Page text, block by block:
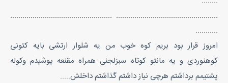
.................................................. ..................................................
...........
امروز قرار بود بریم کوه خوب من یه شلوار ارتشی بایه کتونی
کوهنوردی و یه مانتو کوتاه سبزلجنی همراه مقنعه پوشیدم وکوله
پشتیمم برداشتم هرچی نیاز داشتم گذاشتم داخلش.....